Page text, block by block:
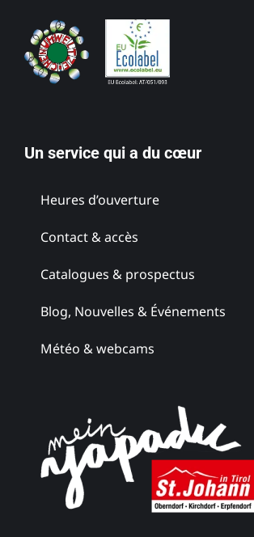
Un service qui a du cœur
Heures d’ouverture
Contact & accès
Catalogues & prospectus
Blog, Nouvelles & Événements
Météo & webcams